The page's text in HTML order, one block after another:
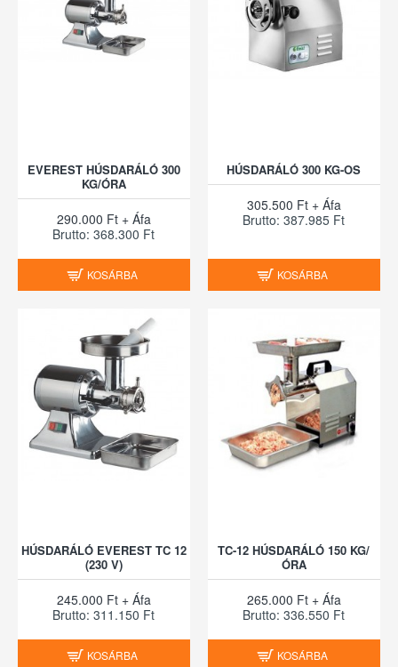
EVEREST HÚSDARÁLÓ 300
KG/ÓRA
290.000 Ft + Áfa
Brutto: 368.300 Ft
KOSÁRBA
HÚSDARÁLÓ 300 KG-OS
305.500 Ft + Áfa
Brutto: 387.985 Ft
KOSÁRBA
HÚSDARÁLÓ EVEREST TC 12
(230 V)
245.000 Ft + Áfa
Brutto: 311.150 Ft
KOSÁRBA
TC-12 HÚSDARÁLÓ 150 KG/
ÓRA
265.000 Ft + Áfa
Brutto: 336.550 Ft
KOSÁRBA